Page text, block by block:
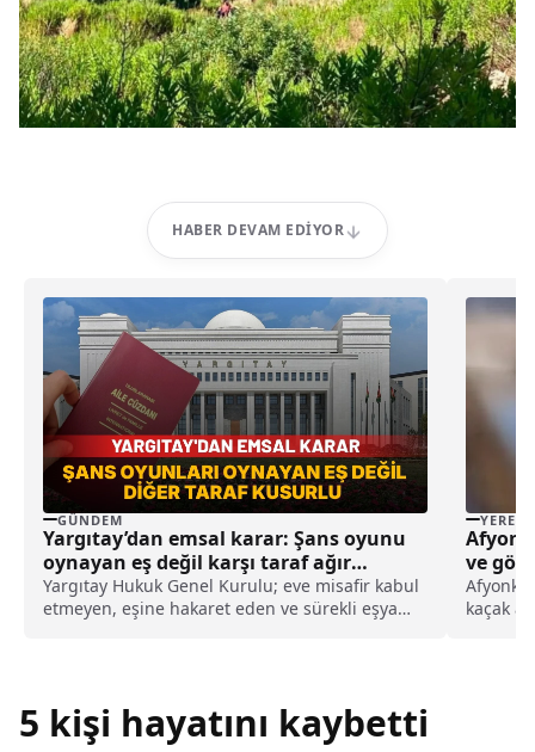
HABER DEVAM EDIYOR
GÜNDEM
Yargıtay’dan emsal karar: Şans oyunu
oynayan eş değil karşı taraf ağır
kusurlu sayıldı
Yargıtay Hukuk Genel Kurulu; eve misafir kabul
etmeyen, eşine hakaret eden ve sürekli eşya
YEREL
ve
ağ
kaçak
5 kişi hayatını kaybetti